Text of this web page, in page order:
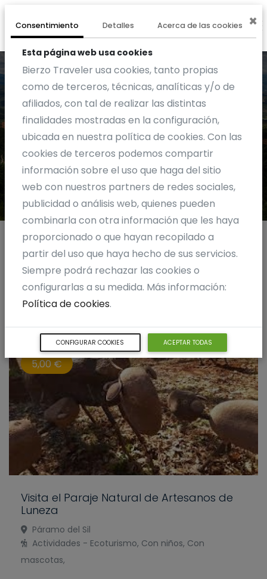
EXPERIENCIA 0
Actividades
Otras actividades ARTESANOS
DE LUNEZA
5,00 €
Visita el Paraje Natural de Artesanos de
Luneza
Páramo del Sil
Actividades - Ecoturismo, Con niños, Con
mascotas,
×
Consentimiento Detalles Acerca de las cookies
Esta página web usa cookies
Bierzo Traveler usa cookies, tanto propias
como de terceros, técnicas, analíticas y/o de
afiliados, con tal de realizar las distintas
finalidades mostradas en la configuración,
ubicada en nuestra política de cookies. Con las
cookies de terceros podemos compartir
información sobre el uso que haga del sitio
web con nuestros partners de redes sociales,
publicidad o análisis web, quienes pueden
combinarla con otra información que les haya
proporcionado o que hayan recopilado a
partir del uso que haya hecho de sus servicios.
Siempre podrá rechazar las cookies o
configurarlas a su medida. Más información:
Política de cookies.
CONFIGURAR COOKIES ACEPTAR TODAS